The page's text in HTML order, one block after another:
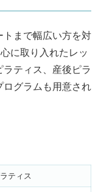
トまで幅広い方を対
に取り入れたレッ
ティス、産後ピラ
ログラムも用意され
ティス